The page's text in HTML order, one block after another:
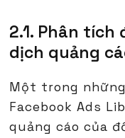
2.1. Phân
dịch quảng
Một trong
Facebook Ads
quảng cáo của